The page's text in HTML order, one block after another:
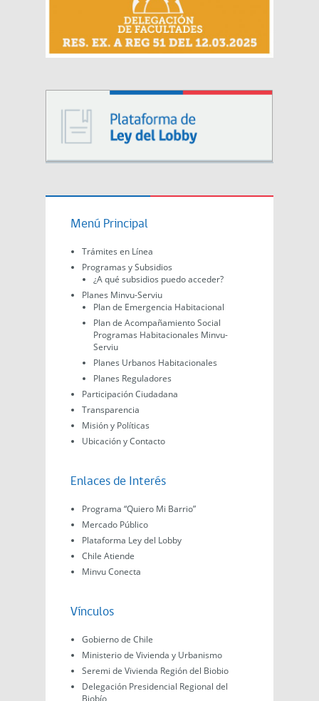
Menú Principal
Trámites en Línea
Programas y Subsidios
¿A qué subsidios puedo acceder?
Planes Minvu-Serviu
Plan de Emergencia Habitacional
Plan de Acompañamiento Social
Programas Habitacionales Minvu-
Serviu
Planes Urbanos Habitacionales
Planes Reguladores
Participación Ciudadana
Transparencia
Misión y Políticas
Ubicación y Contacto
Enlaces de Interés
Programa “Quiero Mi Barrio”
Mercado Público
Plataforma Ley del Lobby
Chile Atiende
Minvu Conecta
Vínculos
Gobierno de Chile
Ministerio de Vivienda y Urbanismo
Seremi de Vivienda Región del Biobio
Delegación Presidencial Regional del
Biobío